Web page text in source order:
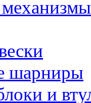
шарниры
и